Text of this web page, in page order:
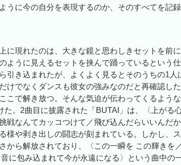
うに今の自分を表現するのか、そのすべてを記
に現れたのは、大きな鏡と思わしきセットを前
ように見えるセットを挟んで踊っているという
引き込まれたが、よくよく見るとそのうちの1人
けでなくダンスも彼女の強みなのだと再確認し
こで解き放つ。そんな気迫が伝わってくるよう
た。2曲目に披露された「BUTAI」は、〈上がる
戦なんてカッコつけて／飛び込んだらいいんだか
様や剥き出しの闘志が刻まれている。しかし、
から解放されており、〈この一瞬を この輝きを
に包み込まれて今が永遠になる〉という曲中の